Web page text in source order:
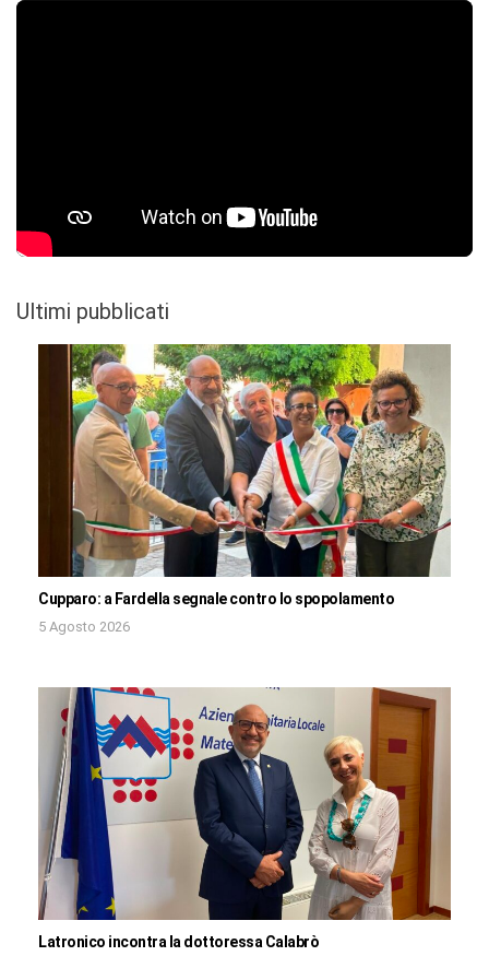
Ultimi pubblicati
Cupparo: a Fardella segnale contro lo spopolamento
5 Agosto 2026
Latronico incontra la dottoressa Calabrò